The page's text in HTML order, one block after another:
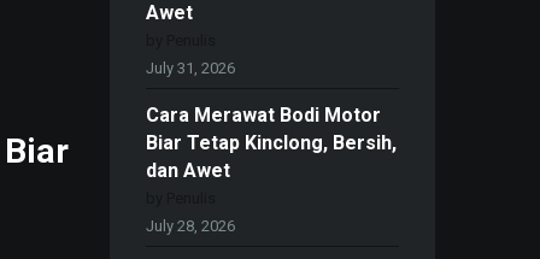
Awet
July 31, 2026
Cara Merawat Bodi Motor
Biar Tetap Kinclong, Bersih,
dan Awet
July 28, 2026